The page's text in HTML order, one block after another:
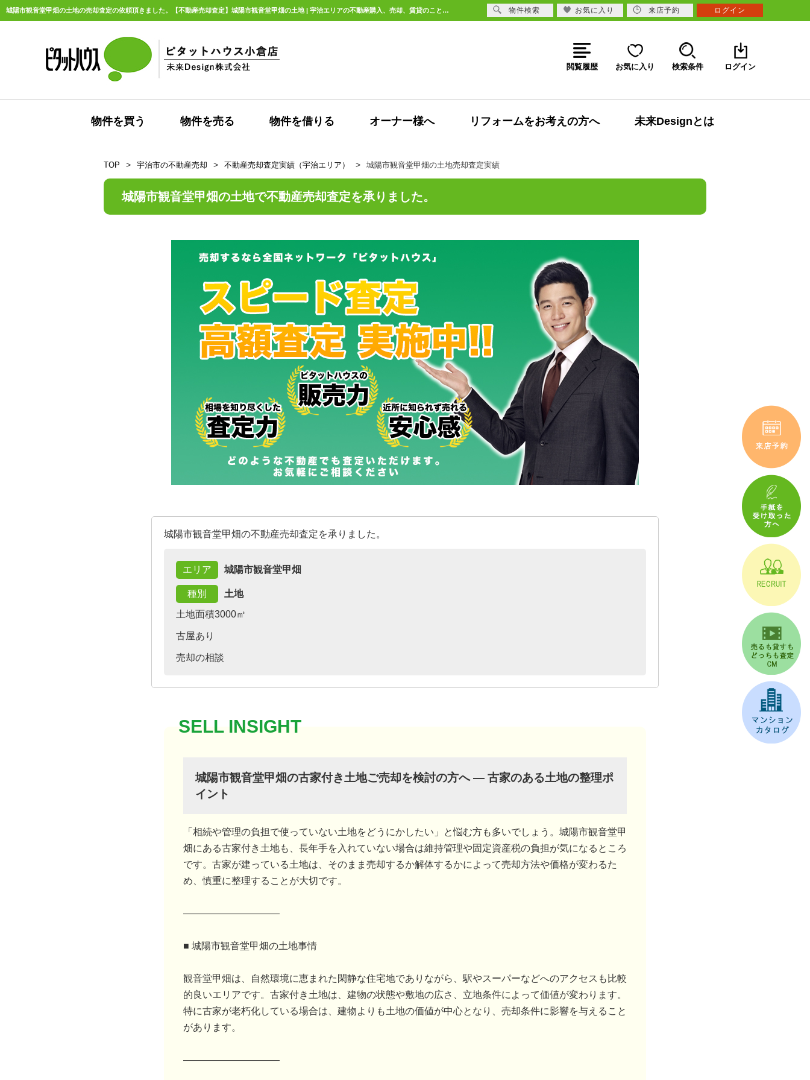
城陽市観音堂甲畑の土地の売却査定の依頼頂きました。【不動産売却査定】城陽市観音堂甲畑の土地 | 宇治エリアの不動産購入、売却、賃貸のことなら未来Designへ
閲覧履歴 お気に入り 検索条件 ログイン
物件を買う 物件を売る 物件を借りる オーナー様へ リフォームをお考えの方へ 未来Designとは
TOP 宇治市の不動産売却 不動産売却査定実績（宇治エリア） 城陽市観音堂甲畑の土地売却査定実績
城陽市観音堂甲畑の土地で不動産売却査定を承りました。
城陽市観音堂甲畑の不動産売却査定を承りました。
エリア 城陽市観音堂甲畑
種別
土地
土地面積3000㎡
古屋あり
売却の相談
城陽市観音堂甲畑の古家付き土地ご売却を検討の方へ ― 古家のある土地の整理ポ
イント
「相続や管理の負担で使っていない土地をどうにかしたい」と悩む方も多いでしょう。城陽市観音堂甲
畑にある古家付き土地も、長年手を入れていない場合は維持管理や固定資産税の負担が気になるところ
です。古家が建っている土地は、そのまま売却するか解体するかによって売却方法や価格が変わるた
め、慎重に整理することが大切です。
――――――――――
■ 城陽市観音堂甲畑の土地事情
観音堂甲畑は、自然環境に恵まれた閑静な住宅地でありながら、駅やスーパーなどへのアクセスも比較
的良いエリアです。古家付き土地は、建物の状態や敷地の広さ、立地条件によって価値が変わります。
特に古家が老朽化している場合は、建物よりも土地の価値が中心となり、売却条件に影響を与えること
があります。
――――――――――
物件検索 お気に入り 来店予約 ログイン